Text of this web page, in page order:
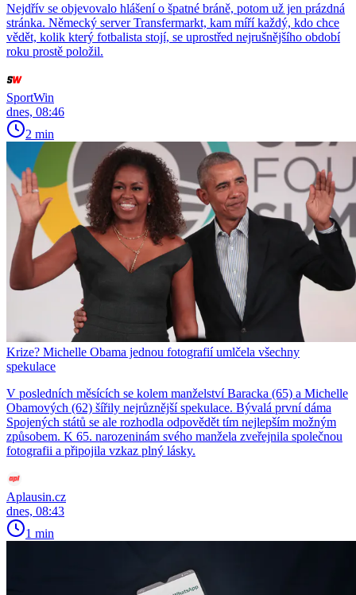
Nejdřív se objevovalo hlášení o špatné bráně, potom už jen prázdná
stránka. Německý server Transfermarkt, kam míří každý, kdo chce
vědět, kolik který fotbalista stojí, se uprostřed nejrušnějšího období
roku prostě položil.
SportWin
dnes, 08:46
2 min
Krize? Michelle Obama jednou fotografií umlčela všechny
spekulace
V posledních měsících se kolem manželství Baracka (65) a Michelle
Obamových (62) šířily nejrůznější spekulace. Bývalá první dáma
Spojených států se ale rozhodla odpovědět tím nejlepším možným
způsobem. K 65. narozeninám svého manžela zveřejnila společnou
fotografii a připojila vzkaz plný lásky.
Aplausin.cz
dnes, 08:43
1 min